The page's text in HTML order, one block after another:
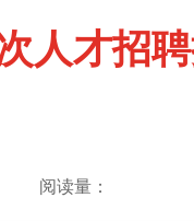
才招聘
阅读量：